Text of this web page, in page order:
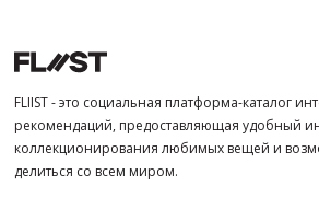
FLIIST - это социальная платформа-каталог
рекомендаций, предоставляющая удобный
коллекционирования любимых вещей и
делиться со всем миром.